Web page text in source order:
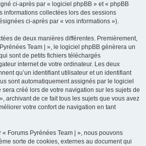
ci-après par « logiciel phpBB » et « phpBB
informations collectées lors des sessions
ci-après par « vos informations »).
de deux manières différentes. Premièrement,
Team | », le logiciel phpBB génèrera un
sont de petits fichiers téléchargés
internet de votre ordinateur. Les deux
qu’un identifiant utilisateur et un identifiant
sont automatiquement assignés par le logiciel
créé lors de votre navigation sur les sujets de
archivant de ce fait tous les sujets que vous avez
votre confort de navigation en tant
Forums Pyrénées Team | », nous pouvons
sorte de cookies, externes au document qui